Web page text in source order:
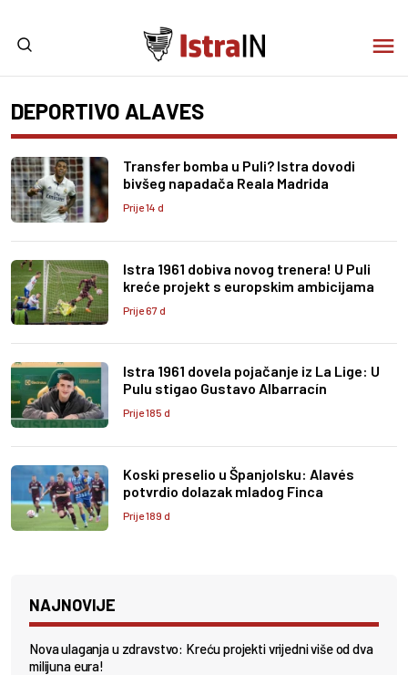
DEPORTIVO ALAVES
Transfer bomba u Puli? Istra dovodi
bivšeg napadača Reala Madrida
Prije 14 d
Istra 1961 dobiva novog trenera! U Puli
kreće projekt s europskim ambicijama
Prije 67 d
Istra 1961 dovela pojačanje iz La Lige: U
Pulu stigao Gustavo Albarracín
Prije 185 d
Koski preselio u Španjolsku: Alavés
potvrdio dolazak mladog Finca
Prije 189 d
NAJNOVIJE
Nova ulaganja u zdravstvo: Kreću projekti vrijedni više od dva
milijuna eura!